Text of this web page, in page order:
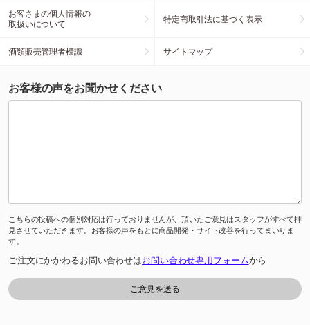
お客さまの個人情報の
取扱いについて
特定商取引法に基づく表示
酒類販売管理者標識 サイトマップ
お客様の声をお聞かせください
こちらの投稿への個別対応は行っておりませんが、頂いたご意見はスタッフがすべて拝
見させていただきます。お客様の声をもとに商品開発・サイト改善を行ってまいりま
す。
ご注文にかかわるお問い合わせはお問い合わせ専用フォームから